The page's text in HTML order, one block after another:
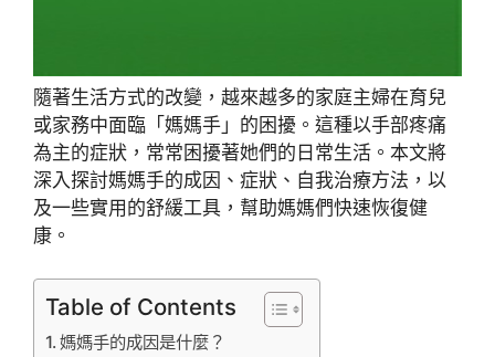
隨著生活方式的改變，越來越多的家庭主婦在育兒
或家務中面臨「媽媽手」的困擾。這種以手部疼痛
為主的症狀，常常困擾著她們的日常生活。本文將
深入探討媽媽手的成因、症狀、自我治療方法，以
及一些實用的舒緩工具，幫助媽媽們快速恢復健
康。
Table of Contents
媽媽手的成因是什麼？